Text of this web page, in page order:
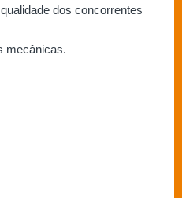
dos concorrentes
mecânicas.